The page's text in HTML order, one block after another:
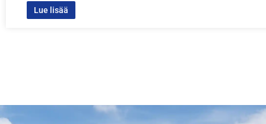
Lue lisää